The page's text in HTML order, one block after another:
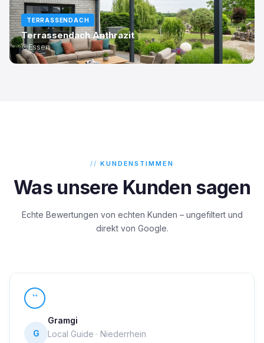
TERRASSENDACH
Terrassendach Anthrazit
Essen
KUNDENSTIMMEN
Was unsere Kunden sagen
Echte Bewertungen von echten Kunden – ungefiltert und
direkt von Google.
“
G
Gramgi
Local Guide · Niederrhein